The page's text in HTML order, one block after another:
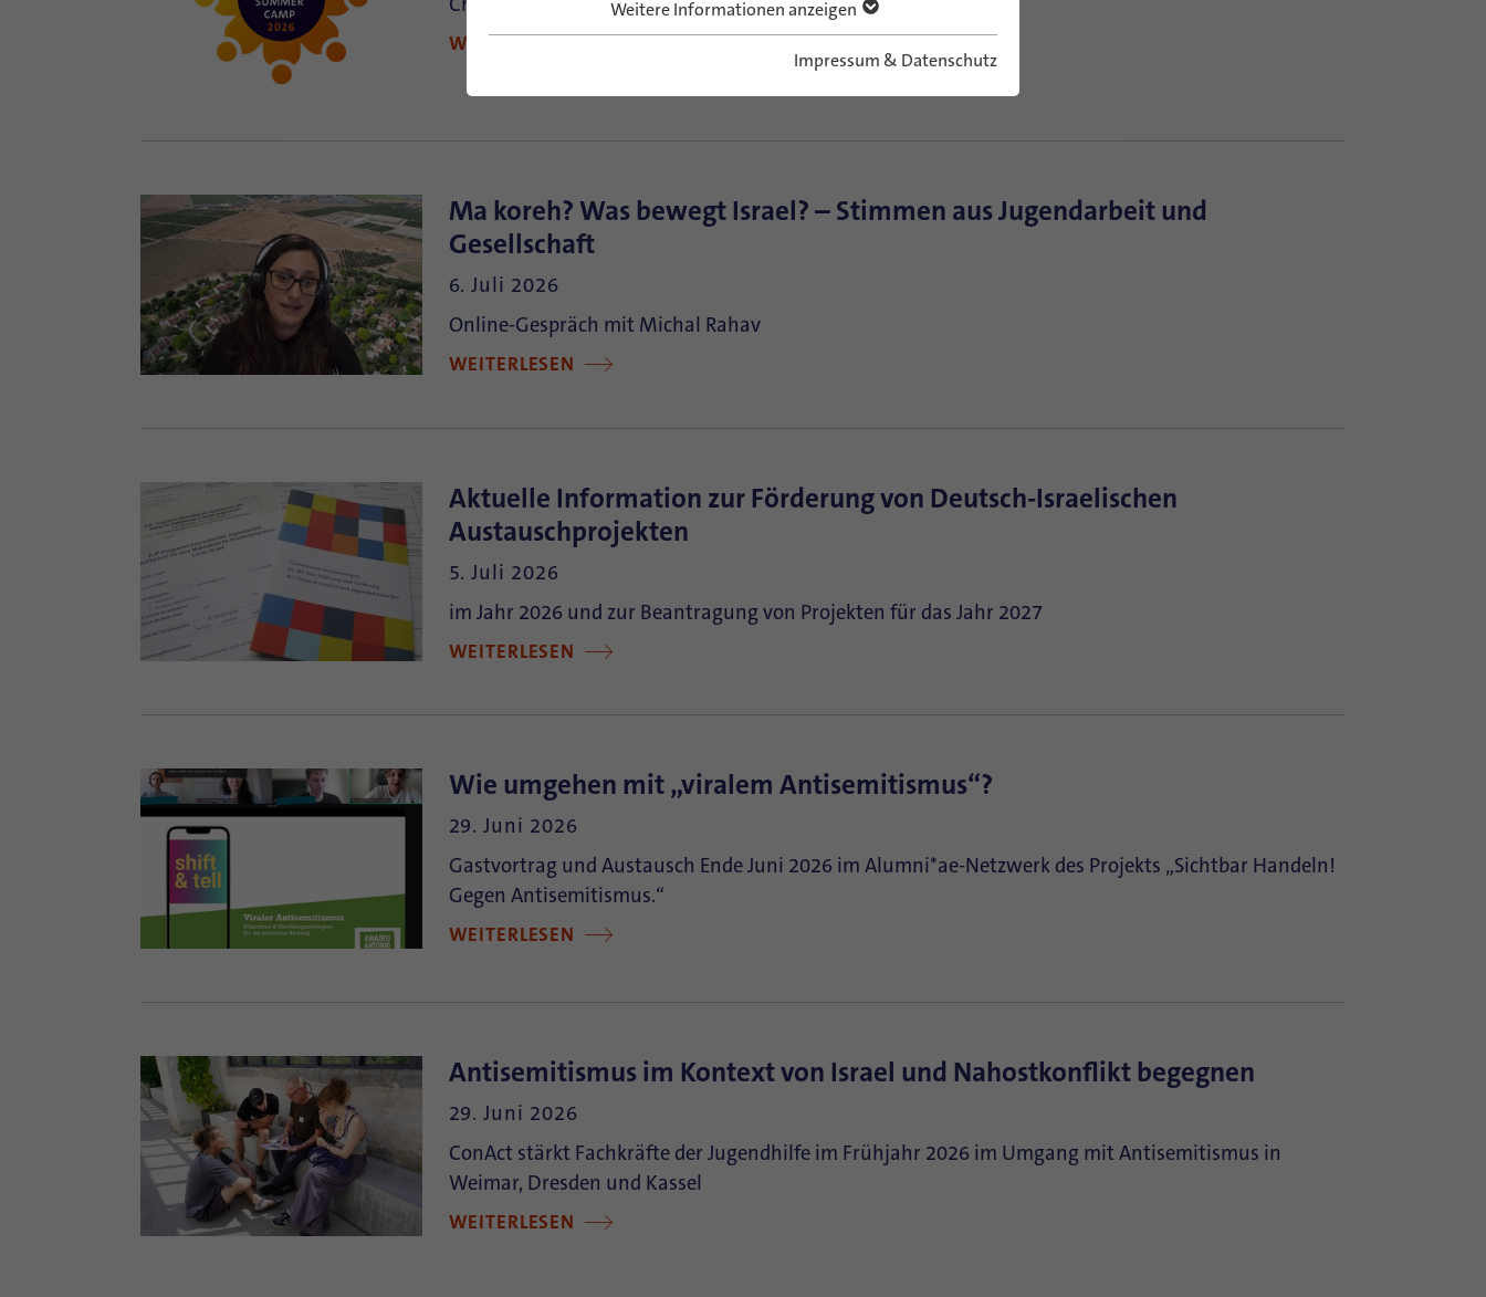
Weitere Informationen anzeigen
Impressum & Datenschutz
WEITERLESEN
Ma koreh? Was bewegt Israel? – Stimmen aus Jugendarbeit und
Gesellschaft
6. Juli 2026
Online-Gespräch mit Michal Rahav
WEITERLESEN
Aktuelle Information zur Förderung von Deutsch-Israelischen
Austauschprojekten
5. Juli 2026
im Jahr 2026 und zur Beantragung von Projekten für das Jahr 2027
WEITERLESEN
Wie umgehen mit „viralem Antisemitismus“?
29. Juni 2026
Gastvortrag und Austausch Ende Juni 2026 im Alumni*ae-Netzwerk des Projekts „Sichtbar Handeln!
Gegen Antisemitismus.“
WEITERLESEN
Antisemitismus im Kontext von Israel und Nahostkonflikt begegnen
29. Juni 2026
ConAct stärkt Fachkräfte der Jugendhilfe im Frühjahr 2026 im Umgang mit Antisemitismus in
Weimar, Dresden und Kassel
WEITERLESEN